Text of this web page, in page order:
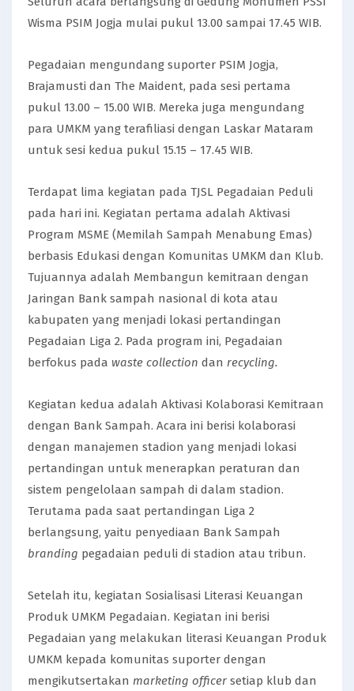
Wisma PSIM Jogja mulai pukul 13.00 sampai 17.45 WIB.
Pegadaian mengundang suporter PSIM Jogja,
Brajamusti dan The Maident, pada sesi pertama
pukul 13.00 – 15.00 WIB. Mereka juga mengundang
para UMKM yang terafiliasi dengan Laskar Mataram
untuk sesi kedua pukul 15.15 – 17.45 WIB.
Terdapat lima kegiatan pada TJSL Pegadaian Peduli
pada hari ini. Kegiatan pertama adalah Aktivasi
Program MSME (Memilah Sampah Menabung Emas)
berbasis Edukasi dengan Komunitas UMKM dan Klub.
Tujuannya adalah Membangun kemitraan dengan
Jaringan Bank sampah nasional di kota atau
kabupaten yang menjadi lokasi pertandingan
Pegadaian Liga 2. Pada program ini, Pegadaian
berfokus pada waste collection dan recycling.
Kegiatan kedua adalah Aktivasi Kolaborasi Kemitraan
dengan Bank Sampah. Acara ini berisi kolaborasi
dengan manajemen stadion yang menjadi lokasi
pertandingan untuk menerapkan peraturan dan
sistem pengelolaan sampah di dalam stadion.
Terutama pada saat pertandingan Liga 2
berlangsung, yaitu penyediaan Bank Sampah
branding pegadaian peduli di stadion atau tribun.
Setelah itu, kegiatan Sosialisasi Literasi Keuangan
Produk UMKM Pegadaian. Kegiatan ini berisi
Pegadaian yang melakukan literasi Keuangan Produk
UMKM kepada komunitas suporter dengan
mengikutsertakan marketing officer setiap klub dan